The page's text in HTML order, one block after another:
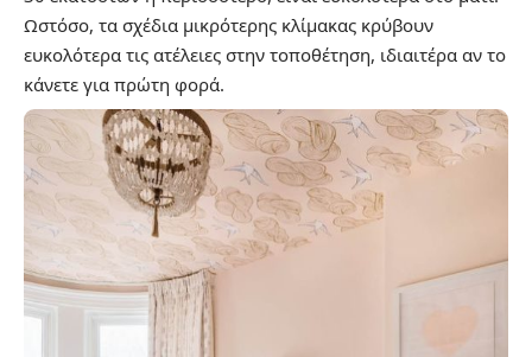
Ωστόσο, τα σχέδια μικρότερης κλίμακας κρύβουν
ευκολότερα τις ατέλειες στην τοποθέτηση, ιδιαιτέρα αν το
κάνετε για πρώτη φορά.